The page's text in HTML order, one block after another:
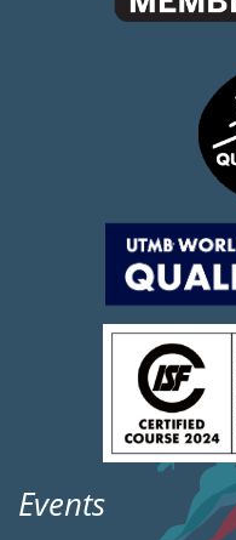
Events